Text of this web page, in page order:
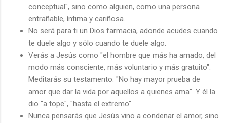
conceptual", sino como alguien, como una persona
entrañable, íntima y cariñosa.
No será para ti un Dios farmacia, adonde acudes cuando
te duele algo y sólo cuando te duele algo.
Verás a Jesús como "el hombre que más ha amado, del
modo más consciente, más voluntario y más gratuito".
Meditarás su testamento: "No hay mayor prueba de
amor que dar la vida por aquellos a quienes ama". Y él la
dio "a tope", "hasta el extremo".
Nunca pensarás que Jesús vino a condenar el amor, sino